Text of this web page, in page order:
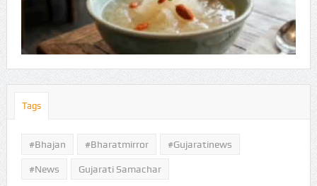
Tags
#Bhajan #bharatmirror #gujaratinews
#news Gujarati Samachar